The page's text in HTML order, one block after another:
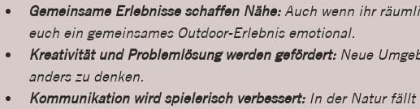
Gemeinsame Erlebnisse schaffen Nähe: Auch wenn ihr
euch ein gemeinsames Outdoor-Erlebnis emotional.
Kreativität und Problemlösung werden gefördert: Neue
anders zu denken.
Kommunikation wird spielerisch verbessert: In der Natur fällt